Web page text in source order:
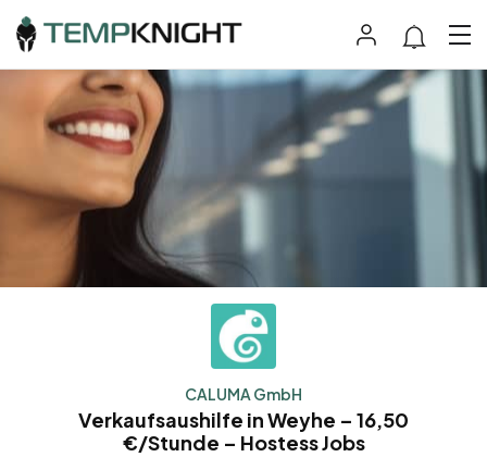
CALUMA GmbH
Verkaufsaushilfe in Weyhe – 16,50
€/Stunde – Hostess Jobs